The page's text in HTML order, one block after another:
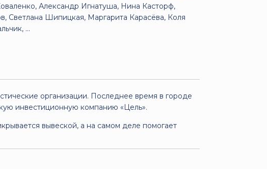
Александр Игнатуша, Нина Касторф,
Светлана Шипицкая, Маргарита Карасёва, Коля
...
организации. Последнее время в городе
инвестиционную компанию «Цель».
вывеской, а на самом деле помогает